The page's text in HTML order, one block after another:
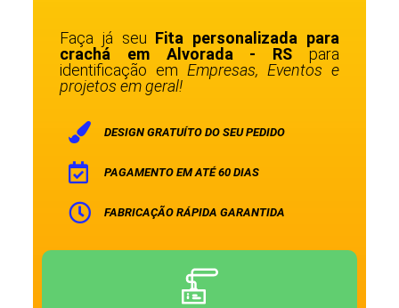
Faça já seu Fita personalizada para
crachá em Alvorada - RS para
identificação em Empresas, Eventos e
projetos em geral!
DESIGN GRATUÍTO DO SEU PEDIDO
PAGAMENTO EM ATÉ 60 DIAS
FABRICAÇÃO RÁPIDA GARANTIDA